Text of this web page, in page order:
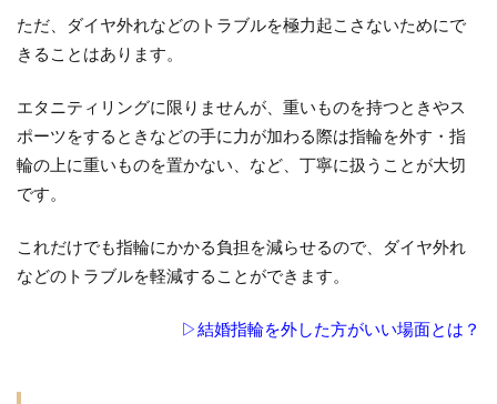
ただ、ダイヤ外れなどのトラブルを極力起こさないためにで
きることはあります。
エタニティリングに限りませんが、重いものを持つときやス
ポーツをするときなどの手に力が加わる際は指輪を外す・指
輪の上に重いものを置かない、など、丁寧に扱うことが大切
です。
これだけでも指輪にかかる負担を減らせるので、ダイヤ外れ
などのトラブルを軽減することができます。
▷結婚指輪を外した方がいい場面とは？